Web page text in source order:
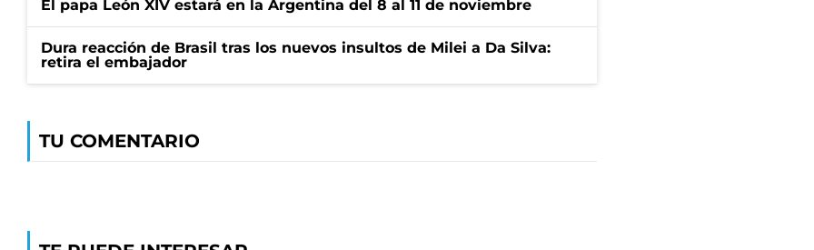
El papa León XIV estará en la Argentina del 8 al 11 de noviembre
Dura reacción de Brasil tras los nuevos insultos de Milei a Da Silva:
retira el embajador
TU COMENTARIO